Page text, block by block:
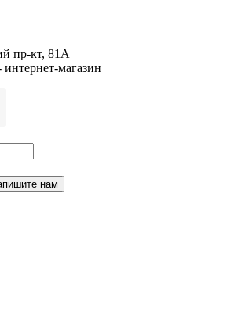
пр-кт, 81А
магазин
нам